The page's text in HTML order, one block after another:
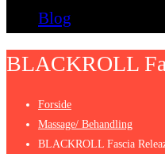
Blog
BLACKROLL
Forside
Massage/ Behandling
BLACKROLL Fascia